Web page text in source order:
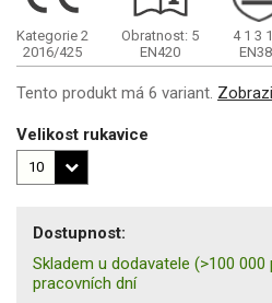
Kategorie 2
2016/425
Obratnost: 5
EN420
4 1 3 1
Tento produkt má 6 variant.
Velikost rukavice
Dostupnost:
Skladem u dodavatele (>100 000
pracovních dní